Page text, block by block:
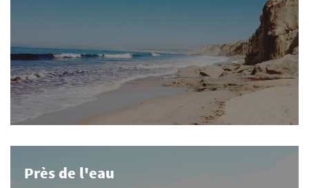
Près de l'eau